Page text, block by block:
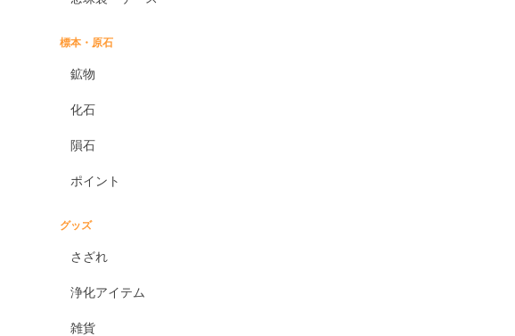
標本・原石
鉱物
化石
隕石
ポイント
グッズ
さざれ
浄化アイテム
雑貨